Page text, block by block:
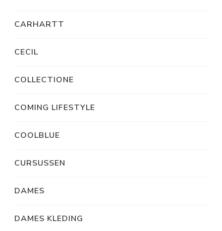
CARHARTT
CECIL
COLLECTIONE
COMING LIFESTYLE
COOLBLUE
CURSUSSEN
DAMES
DAMES KLEDING